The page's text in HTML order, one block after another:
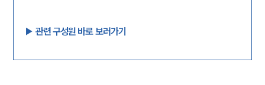
▶︎ 관련 구성원 바로 보러가기